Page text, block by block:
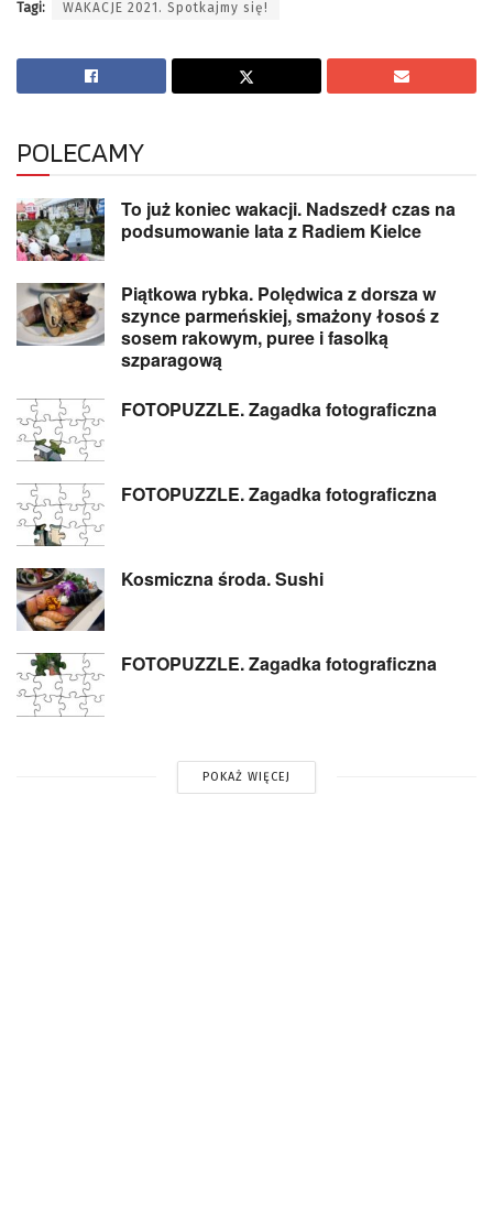
Tagi: WAKACJE 2021. Spotkajmy się!
POLECAMY
To już koniec wakacji. Nadszedł czas na
podsumowanie lata z Radiem Kielce
Piątkowa rybka. Polędwica z dorsza w
szynce parmeńskiej, smażony łosoś z
sosem rakowym, puree i fasolką
szparagową
FOTOPUZZLE. Zagadka fotograficzna
FOTOPUZZLE. Zagadka fotograficzna
Kosmiczna środa. Sushi
FOTOPUZZLE. Zagadka fotograficzna
POKAŻ WIĘCEJ